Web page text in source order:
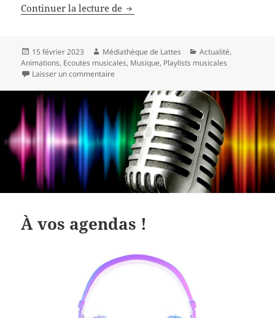
Continuer la lecture de Retour sur les écoutes
Publié
le
15 février 2023 Auteur
Médiathèque de Lattes Catégories
Actualité,
Animations, Ecoutes musicales, Musique, Playlists musicales
Laisser un commentaire
À vos agendas !